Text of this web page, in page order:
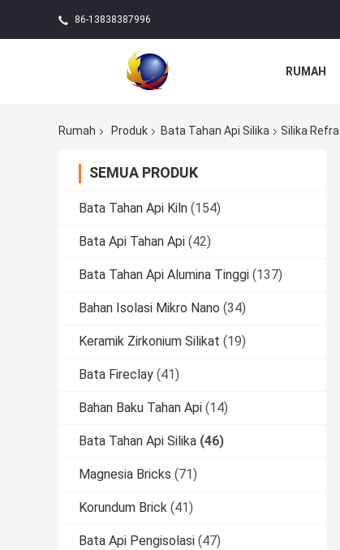
86-13838387996
RUMAH
Rumah Produk Bata Tahan Api Silika Silika
SEMUA PRODUK
Bata Tahan Api Kiln (154)
Bata Api Tahan Api (42)
Bata Tahan Api Alumina Tinggi (137)
Bahan Isolasi Mikro Nano (34)
Keramik Zirkonium Silikat (19)
Bata Fireclay (41)
Bahan Baku Tahan Api (14)
Bata Tahan Api Silika (46)
Magnesia Bricks (71)
Korundum Brick (41)
Bata Api Pengisolasi (47)